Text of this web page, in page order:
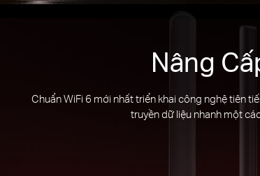
Nâng
Chuẩn WiFi 6 mới nhất triển khai công nghệ tiên
truyền dữ liệu nhanh một